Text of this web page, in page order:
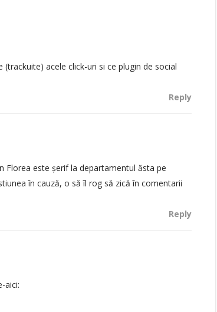
acele click-uri si ce plugin de social
Reply
Florea este șerif la departamentul ăsta pe
în cauză, o să îl rog să zică în comentarii
Reply
aici: